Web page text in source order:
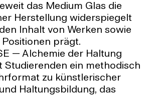
das Medium Glas die
Herstellung widerspiegelt
Inhalt von Werken sowie
prägt.
— Alchemie der Haltung
Studierenden ein methodisch
zu künstlerischer
Haltungsbildung, das